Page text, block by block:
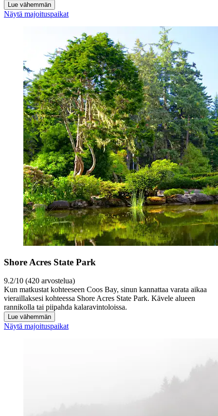
Lue vähemmän
Näytä majoituspaikat
Shore Acres State Park
9.2/10 (420 arvostelua)
Kun matkustat kohteeseen Coos Bay, sinun kannattaa varata aikaa
vieraillaksesi kohteessa Shore Acres State Park. Kävele alueen
rannikolla tai piipahda kalaravintoloissa.
Lue vähemmän
Näytä majoituspaikat